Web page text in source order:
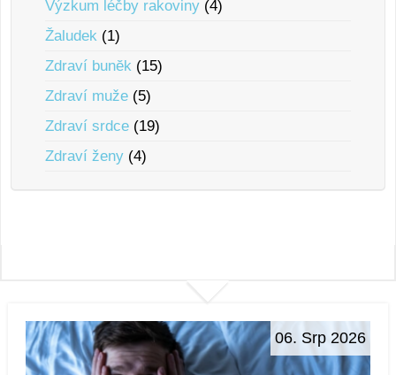
Výzkum léčby rakoviny (4)
Žaludek (1)
Zdraví bunĕk (15)
Zdraví muže (5)
Zdraví srdce (19)
Zdraví ženy (4)
06. Srp 2026